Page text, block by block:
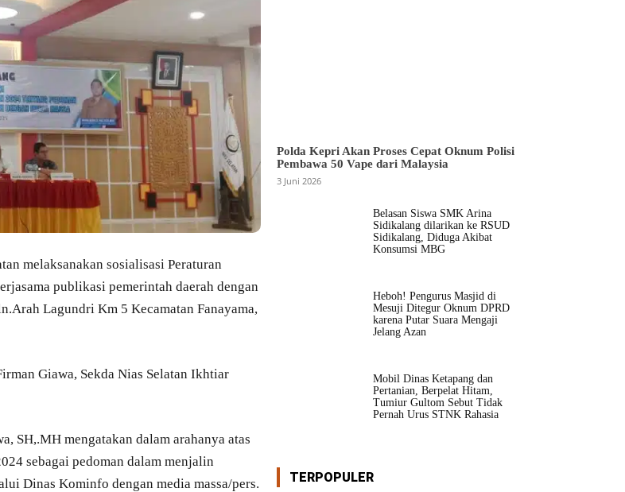
melaksanakan sosialisasi Peraturan
publikasi pemerintah daerah dengan
Lagundri Km 5 Kecamatan Fanayama,
Giawa, Sekda Nias Selatan Ikhtiar
SH,.MH mengatakan dalam arahanya atas
sebagai pedoman dalam menjalin
Dinas Kominfo dengan media massa/pers.
Polda Kepri Akan Proses Cepat Oknum Polisi
Pembawa 50 Vape dari Malaysia
3 Juni 2026
Belasan Siswa SMK Arina
Sidikalang dilarikan ke RSUD
Sidikalang, Diduga Akibat
Konsumsi MBG
Heboh! Pengurus Masjid di
Mesuji Ditegur Oknum DPRD
karena Putar Suara Mengaji
Jelang Azan
Mobil Dinas Ketapang dan
Pertanian, Berpelat Hitam,
Tumiur Gultom Sebut Tidak
Pernah Urus STNK Rahasia
TERPOPULER